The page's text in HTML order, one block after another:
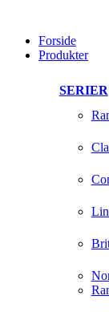
indholdForside
Produkter
SERIER